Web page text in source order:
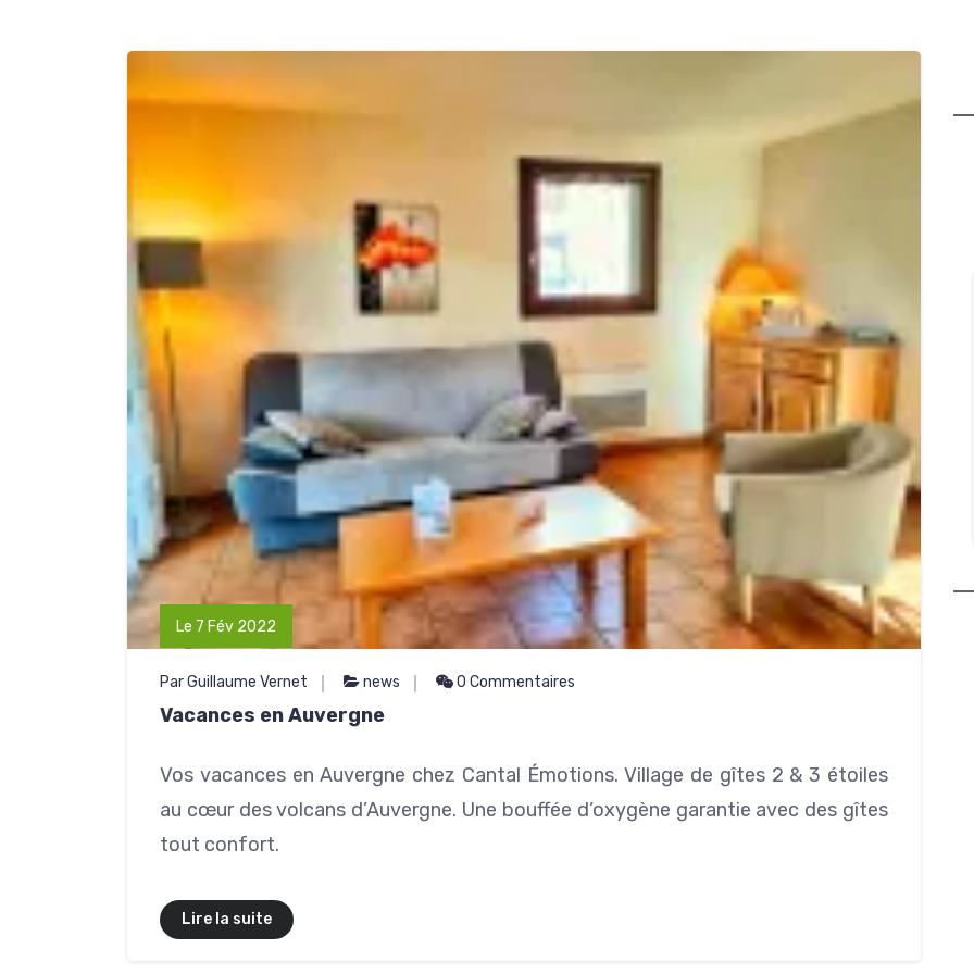
Le 7 Fév 2022
Par Guillaume Vernet news 0 Commentaires
Vacances en Auvergne
Vos vacances en Auvergne chez Cantal Émotions. Village de gîtes 2 & 3 étoiles
au cœur des volcans d’Auvergne. Une bouffée d’oxygène garantie avec des gîtes
tout confort.
Lire la suite
Ghislain Pinaud
il y a 2 mois
Gîte confortable, propre, bien
dans un cadre des plus
Sarah s'adapte aux
invités. Généreuse sur les
adresses, elle est toujours
rendre service.
Guillaume est fait du même
Non seulement c'est excellent guide,
mais il en fait toujours plus
plaisir. Nous avons passé 4
rêve. Prêts à revenir à la
Lire la suite